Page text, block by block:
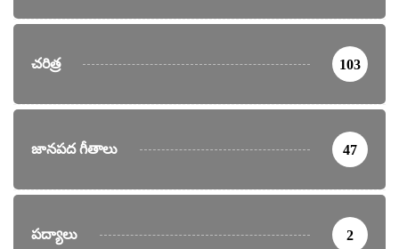
చరిత్ర 103
జానపద గీతాలు 47
పద్యాలు 2